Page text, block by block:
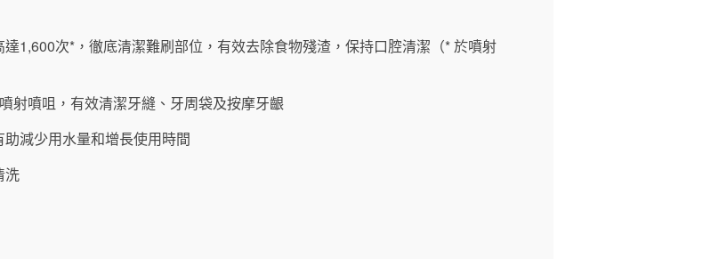
1,600次*，徹底清潔難刷部位，有效去除食物殘渣，保持口腔清潔（* 於噴射
射噴咀，有效清潔牙縫、牙周袋及按摩牙齦
減少用水量和增長使用時間
洗